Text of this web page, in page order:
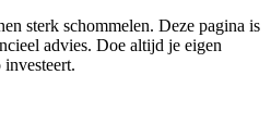
sterk schommelen. Deze pagina is
advies. Doe altijd je eigen